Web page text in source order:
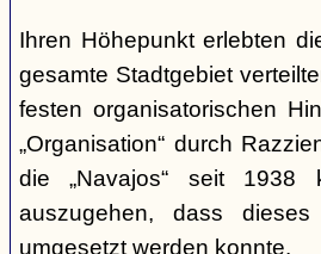
Ihren Höhepunkt erlebten
gesamte Stadtgebiet
festen organisatorischen
„Organisation“ durch
die „Navajos“ seit 1938
auszugehen, dass
umgesetzt werden konnte.